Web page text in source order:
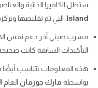
ستظل الكاميرا الذاتية
Island، التي تم تقليصها
مسرب صيني آخر دعم نفس
التأكيدات السابقة كانت
هذه المعلومات تتناسب أيضًا
بواسطة مارك جورمان العام